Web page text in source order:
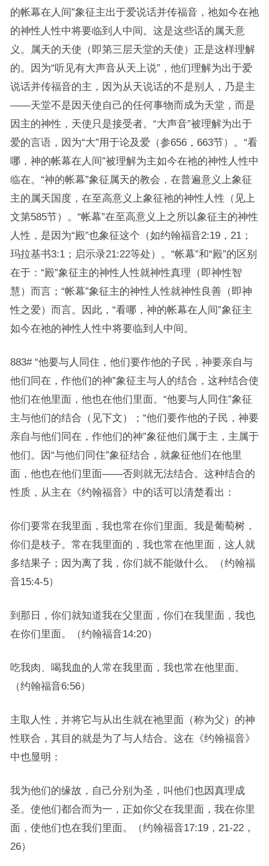
的帐幕在人间”象征主出于爱说话并传福音，祂如今在祂
的神性人性中将要临到人中间。这是这些话的属天意
义。属天的天使（即第三层天堂的天使）正是这样理解
的。因为“听见有大声音从天上说”，他们理解为出于爱
说话并传福音的主，因为从天说话的不是别人，乃是主
——天堂不是因天使自己的任何事物而成为天堂，而是
因主的神性，天使只是接受者。“大声音”被理解为出于
爱的言语，因为“大”用于论及爱（参656，663节）。“看
哪，神的帐幕在人间”被理解为主如今在祂的神性人性中
临在。“神的帐幕”象征属天的教会，在普遍意义上象征
主的属天国度，在至高意义上象征祂的神性人性（见上
文第585节）。“帐幕”在至高意义上之所以象征主的神性
人性，是因为“殿”也象征这个（如约翰福音2:19，21；
玛拉基书3:1；启示录21:22等处）。“帐幕”和“殿”的区别
在于：“殿”象征主的神性人性就神性真理（即神性智
慧）而言；“帐幕”象征主的神性人性就神性良善（即神
性之爱）而言。因此，“看哪，神的帐幕在人间”象征主
如今在祂的神性人性中将要临到人中间。
883# “他要与人同住，他们要作他的子民，神要亲自与
他们同在，作他们的神”象征主与人的结合，这种结合使
他们在他里面，他也在他们里面。“他要与人同住”象征
主与他们的结合（见下文）；“他们要作他的子民，神要
亲自与他们同在，作他们的神”象征他们属于主，主属于
他们。因“与他们同住”象征结合，就象征他们在他里
面，他也在他们里面——否则就无法结合。这种结合的
性质，从主在《约翰福音》中的话可以清楚看出：
你们要常在我里面，我也常在你们里面。我是葡萄树，
你们是枝子。常在我里面的，我也常在他里面，这人就
多结果子；因为离了我，你们就不能做什么。（约翰福
音15:4-5）
到那日，你们就知道我在父里面，你们在我里面，我也
在你们里面。（约翰福音14:20）
吃我肉、喝我血的人常在我里面，我也常在他里面。
（约翰福音6:56）
主取人性，并将它与从出生就在祂里面（称为父）的神
性联合，其目的就是为了与人结合。这在《约翰福音》
中也显明：
我为他们的缘故，自己分别为圣，叫他们也因真理成
圣。使他们都合而为一，正如你父在我里面，我在你里
面，使他们也在我们里面。（约翰福音17:19，21-22，
26）